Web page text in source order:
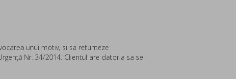
unui motiv, si sa returneze
Nr. 34/2014. Clientul are datoria sa se